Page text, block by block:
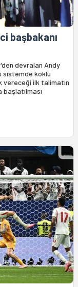
başbakanı
devralan Andy
sistemde köklü
ilk talimatın